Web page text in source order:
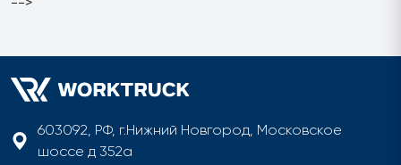
603092, РФ, г.Нижний Новгород, Московское
шоссе д 352а